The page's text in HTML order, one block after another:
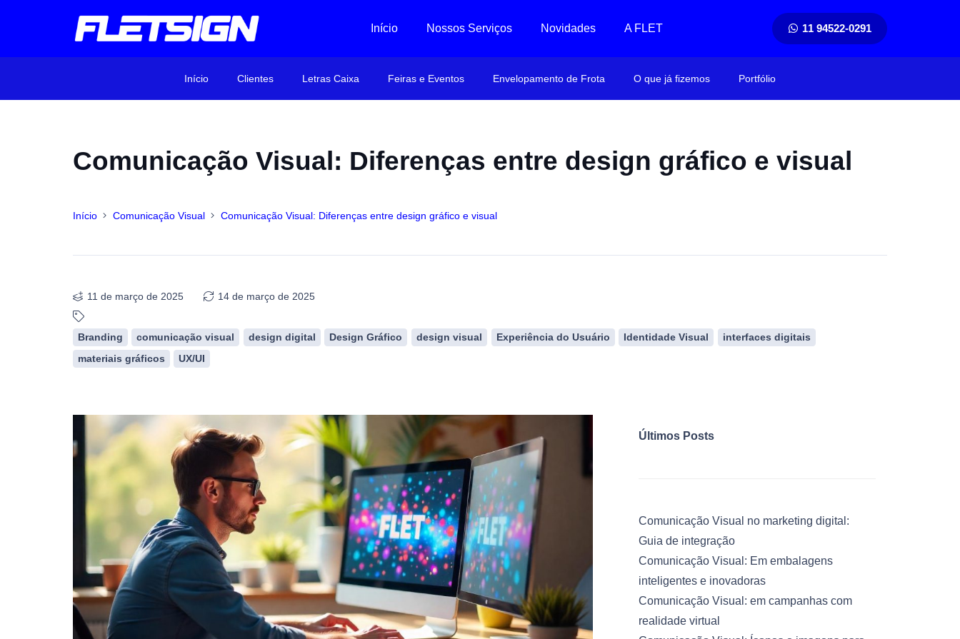
Início Nossos Serviços Novidades A FLET 11 94522-0291
Início Clientes Letras Caixa Feiras e Eventos Envelopamento de Frota O que já fizemos Portfólio
Comunicação Visual: Diferenças entre design gráfico e visual
Início Comunicação Visual Comunicação Visual: Diferenças entre design gráfico e visual
11 de março de 2025 14 de março de 2025
Branding comunicação visual design digital Design Gráfico design visual Experiência do Usuário Identidade Visual
interfaces digitais
materiais gráficos
UX/UI
Últimos Posts
Comunicação Visual no marketing digital:
Guia de integração
Comunicação Visual: Em embalagens
inteligentes e inovadoras
Comunicação Visual: em campanhas com
realidade virtual